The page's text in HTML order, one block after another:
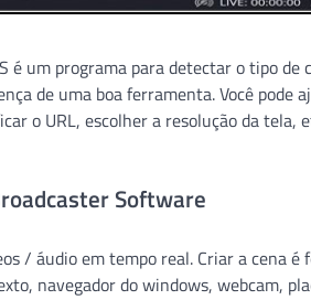
é um programa para detectar o tipo
de uma boa ferramenta. Você pode
o URL, escolher a resolução da tela,
Software
/ áudio em tempo real. Criar a cena
navegador do windows, webcam,